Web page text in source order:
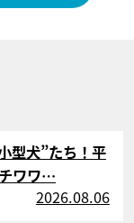
型犬”たち！平
ワワ…
2026.08.06